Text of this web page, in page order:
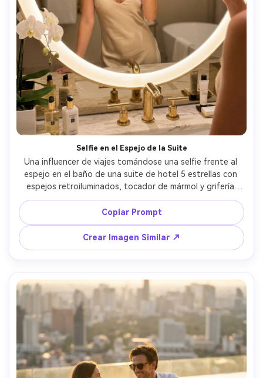
Selfie en el Espejo de la Suite
Una influencer de viajes tomándose una selfie frente al
espejo en el baño de una suite de hotel 5 estrellas con
espejos retroiluminados, tocador de mármol y grifería
dorada, lleva un vestido lencero de satén champagne y
joyería minimalista, teléfono cubriendo parcialmente el
rostro, luz suave y difusa, reflejos limpios, tomada con
iPhone 15 Pro estilo estético pero fotorrealista,
composición vertical, detalle nítido de piel, gradación de
color lifestyle premium, 85mm, poca profundidad de
campo --ar 4:5
Copiar Prompt
Crear Imagen Similar ↗